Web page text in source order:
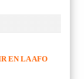
EN LA AFO